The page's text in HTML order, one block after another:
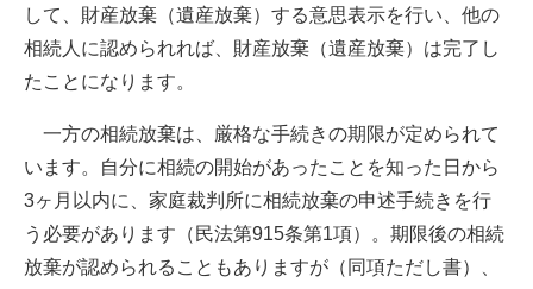
して、財産放棄（遺産放棄）する意思表示を行い、他の
相続人に認められれば、財産放棄（遺産放棄）は完了し
たことになります。
一方の相続放棄は、厳格な手続きの期限が定められて
います。自分に相続の開始があったことを知った日から
3ヶ月以内に、家庭裁判所に相続放棄の申述手続きを行
う必要があります（民法第915条第1項）。期限後の相続
放棄が認められることもありますが（同項ただし書）、